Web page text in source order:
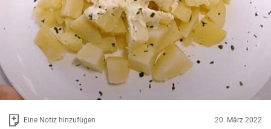
Eine Notiz hinzufügen 20. März 2022